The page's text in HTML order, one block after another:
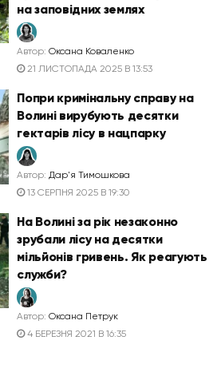
на заповідних землях
Автор: Оксана Коваленко
21 ЛИСТОПАДА 2025 В 13:53
Попри кримінальну справу на
Волині вирубують десятки
гектарів лісу в нацпарку
Автор: Дар'я Тимошкова
13 СЕРПНЯ 2025 В 19:30
На Волині за рік незаконно
зрубали лісу на десятки
мільйонів гривень. Як реагують
служби?
Автор: Оксана Петрук
4 БЕРЕЗНЯ 2021 В 16:35